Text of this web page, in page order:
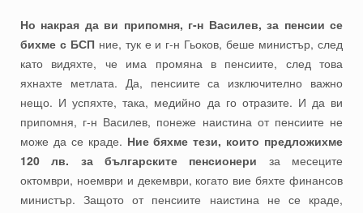
Но накрая да ви припомня, г-н Василев, за пенсии се
бихме с БСП ние, тук е и г-н Гьоков, беше министър, след
като видяхте, че има промяна в пенсиите, след това
яхнахте метлата. Да, пенсиите са изключително важно
нещо. И успяхте, така, медийно да го отразите. И да ви
припомня, г-н Василев, понеже наистина от пенсиите не
може да се краде. Ние бяхме тези, които предложихме
120 лв. за българските пенсионери за месеците
октомври, ноември и декември, когато вие бяхте финансов
министър. Защото от пенсиите наистина не се краде,